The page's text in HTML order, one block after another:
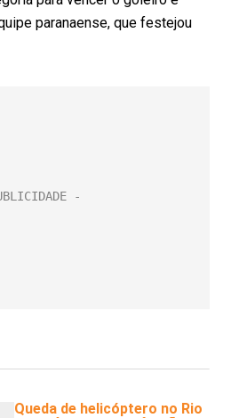
paranaense, que festejou